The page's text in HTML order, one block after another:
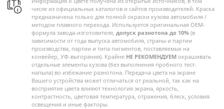
числе из официальных каталогов и сайтов производителей. Краска
предназначена только для полной окраски кузова автомобиля /
методом плавного перехода. Используется оригинальная OEM-
формула завода-изготовителя, допуск разнотона до 10% (в
зависимости от года выпуска автомобиля, страны и партии
производства, партии и типа пигментов, поставляемых на
конвейер, УФ-выгорания). Крайне НЕ РЕКОМЕНДУЕМ окрашивать
отдельные элементы кузова (без выполнения пробного тест-
напыла) во избежание разнотона. Передача цвета на экране
Вашего устройства может отличаться от реальной, так как на
восприятие цвета влияют технология экрана, яркость,
контрастность, цветовая температура, отражения, блеск, условия
освещения и иные факторы.